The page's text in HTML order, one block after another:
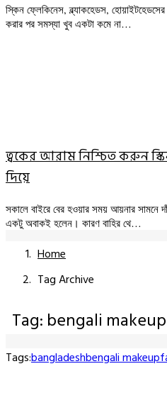
স্কিন ফ্লেকিনেস, ব্ল্যাকহেডস,
করার পর সমস্যা খুব একটা কমে না…
ত্বকের আরাম নিশ্চিত করুন
দিয়ে
সকালে বাইরে বের হওয়ার সময় আয়নার সামনে
একটু অবাকই হলেন। কারণ বাহির থে…
Home
Tag Archive
Tag: bengali makeup
Tags:bangladeshbengali makeup